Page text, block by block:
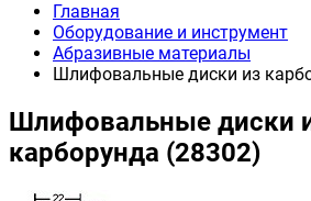
Главная
Оборудование и инструмент
Абразивные материалы
Шлифовальные диски из
Шлифовальные диски
карборунда (28302)